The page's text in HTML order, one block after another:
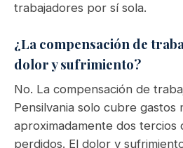
trabajadores por sí sola.
¿La compensación de
dolor y sufrimiento?
No. La compensación de
Pensilvania solo cubre gastos
aproximadamente dos tercios
perdidos. El dolor y